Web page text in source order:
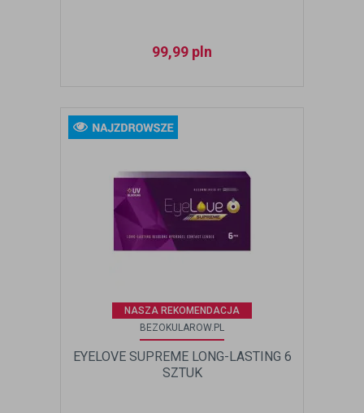
99,99 pln
NASZA REKOMENDACJA
BEZOKULAROW.PL
EYELOVE SUPREME LONG-LASTING 6
SZTUK